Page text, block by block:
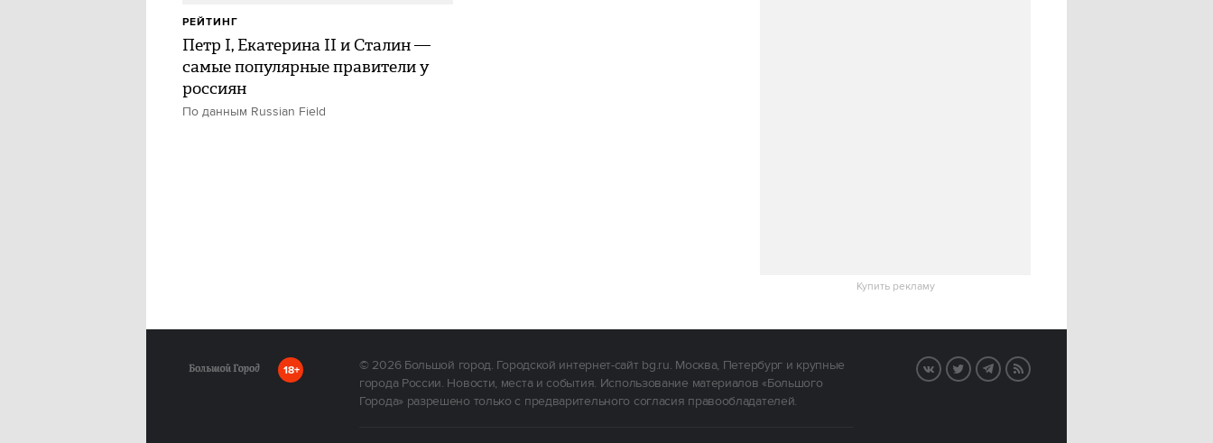
Купить рекламу
Петр I, Екатерина II и Сталин —
самые популярные правители у
россиян
По данным Russian Field
РЕЙТИНГ
18+ © 2026Большой город. Городской интернет-сайт bg.ru. Москва, Петербург и крупные
города России. Новости, места и события. Использование материалов «Большого
Города» разрешено только с предварительного согласия правообладателей.
VK TwitterTelegram
RSS